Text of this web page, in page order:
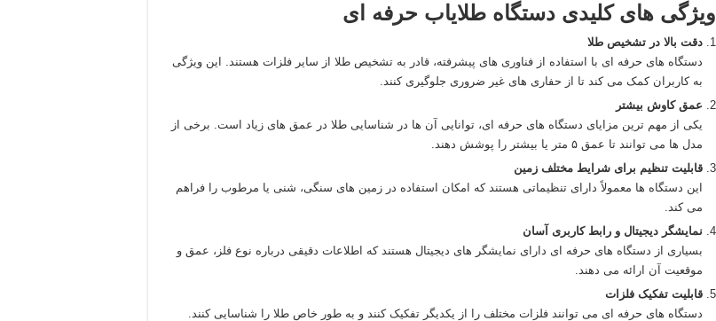
ویژگی‌ های کلیدی دستگاه طلایاب حرفه‌ ای
دقت بالا در تشخیص طلا
دستگاه‌ های حرفه‌ ای با استفاده از فناوری‌ های پیشرفته، قادر به تشخیص طلا از سایر فلزات هستند. این ویژگی
به کاربران کمک می‌ کند تا از حفاری‌ های غیر ضروری جلوگیری کنند.
عمق کاوش بیشتر
یکی از مهم‌ ترین مزایای دستگاه‌ های حرفه‌ ای، توانایی آن‌ ها در شناسایی طلا در عمق‌ های زیاد است. برخی از
مدل‌ ها می‌ توانند تا عمق ۵ متر یا بیشتر را پوشش دهند.
قابلیت تنظیم برای شرایط مختلف زمین
این دستگاه‌ ها معمولاً دارای تنظیماتی هستند که امکان استفاده در زمین‌ های سنگی، شنی یا مرطوب را فراهم
می‌ کند.
نمایشگر دیجیتال و رابط کاربری آسان
بسیاری از دستگاه‌ های حرفه‌ ای دارای نمایشگر های دیجیتال هستند که اطلاعات دقیقی درباره نوع فلز، عمق و
موقعیت آن ارائه می‌ دهند.
قابلیت تفکیک فلزات
دستگاه‌ های حرفه‌ ای می‌ توانند فلزات مختلف را از یکدیگر تفکیک کنند و به طور خاص طلا را شناسایی کنند.